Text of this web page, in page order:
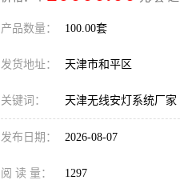
产品数量： 100.00套
发货地址： 天津市和平区
关键词： 天津无线安灯系统厂家
发布日期： 2026-08-07
阅 读 量： 1297